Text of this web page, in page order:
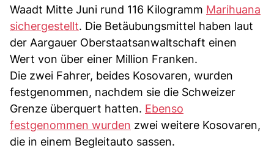
Waadt Mitte Juni rund 116 Kilogramm Marihuana
sichergestellt. Die Betäubungsmittel haben laut
der Aargauer Oberstaatsanwaltschaft einen
Wert von über einer Million Franken.
Die zwei Fahrer, beides Kosovaren, wurden
festgenommen, nachdem sie die Schweizer
Grenze überquert hatten. Ebenso
festgenommen wurden zwei weitere Kosovaren,
die in einem Begleitauto sassen.